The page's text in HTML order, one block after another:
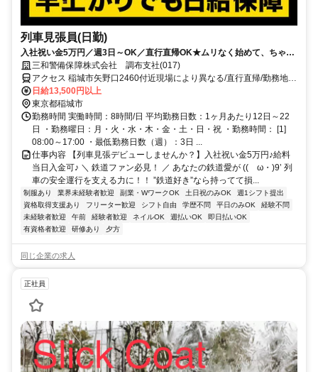
列車見張員(日勤)
入社祝い金5万円／週3日～OK／直行直帰OK★ムリなく始めて、ちゃん
と稼げる警備。
三和警備保障株式会社 調布支社(017)
アクセス 稲城市矢野口2460付近現場により異なる/直行直帰/勤務地相
談可■電話面接■来社不要
日給13,500円以上
東京都稲城市
勤務時間 実働時間：8時間/日 平均勤務日数：1ヶ月あたり12日～22
日 ・勤務曜日：月・火・水・木・金・土・日・祝 ・勤務時間： [1]
08:00～17:00 ・最低勤務日数（週）：3日 ...
仕事内容 【列車見張デビューしませんか？】入社祝い金5万円♪給料
当日入金可♪ ＼ 鉄道ファン必見！ ／ あなたの鉄道愛が ((ゝω・)9’ 列
車の安全運行を支える力に！！ ”鉄道好き”なら持ってて損...
制服あり 業界未経験者歓迎 副業・WワークOK 土日祝のみOK
週1シフト提出
資格取得支援あり
フリーター歓迎 シフト自由 学歴不問 平日のみOK
経験不問
未経験者歓迎
午前 経験者歓迎 ネイルOK 週払いOK
即日払いOK
有資格者歓迎
研修あり 夕方
同じ企業の求人
正社員